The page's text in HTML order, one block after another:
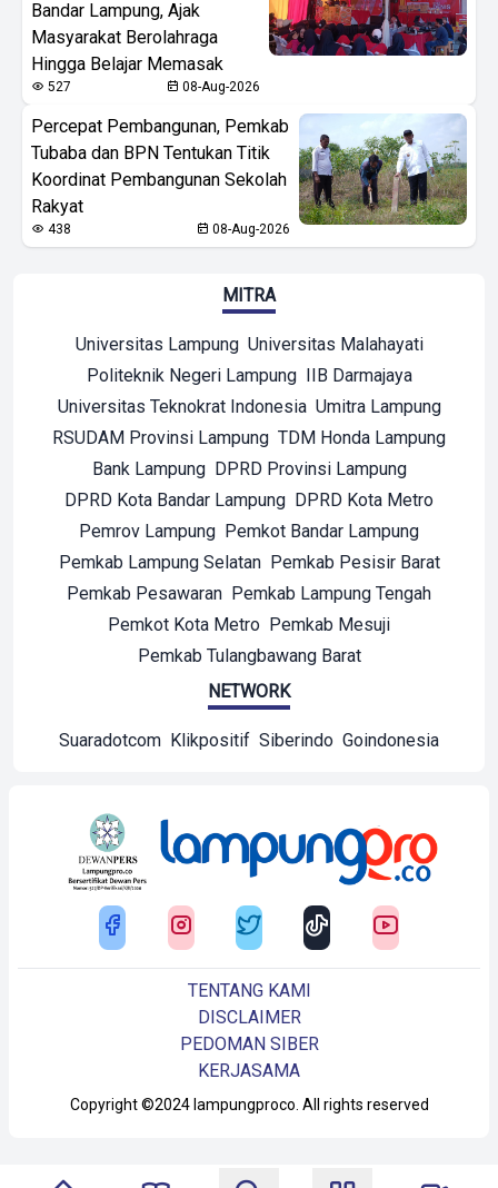
Bandar Lampung, Ajak
Masyarakat Berolahraga
Hingga Belajar Memasak
527 08-Aug-2026
Percepat Pembangunan, Pemkab
Tubaba dan BPN Tentukan Titik
Koordinat Pembangunan Sekolah
Rakyat
438 08-Aug-2026
MITRA
Universitas Lampung Universitas Malahayati
Politeknik Negeri Lampung IIB Darmajaya
Universitas Teknokrat Indonesia Umitra Lampung
RSUDAM Provinsi Lampung TDM Honda Lampung
Bank Lampung DPRD Provinsi Lampung
DPRD Kota Bandar Lampung DPRD Kota Metro
Pemrov Lampung Pemkot Bandar Lampung
Pemkab Lampung Selatan Pemkab Pesisir Barat
Pemkab Pesawaran Pemkab Lampung Tengah
Pemkot Kota Metro Pemkab Mesuji
Pemkab Tulangbawang Barat
NETWORK
Suaradotcom Klikpositif Siberindo Goindonesia
Copyright ©2024 lampungproco. All rights reserved
TENTANG KAMI
DISCLAIMER
PEDOMAN SIBER
KERJASAMA